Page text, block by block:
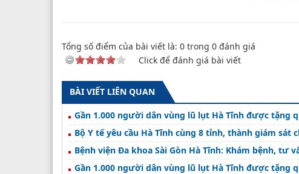
Tổng số điểm của bài viết là: 0 trong 0 đánh giá
Click để đánh giá bài viết
BÀI VIẾT LIÊN QUAN
Gần 1.000 người dân vùng lũ lụt Hà Tĩnh được tặng
Bộ Y tế yêu cầu Hà Tĩnh cùng 8 tỉnh, thành giám sát
Bệnh viện Đa khoa Sài Gòn Hà Tĩnh: Khám bệnh, tư
Gần 1.000 người dân vùng lũ lụt Hà Tĩnh được tặng